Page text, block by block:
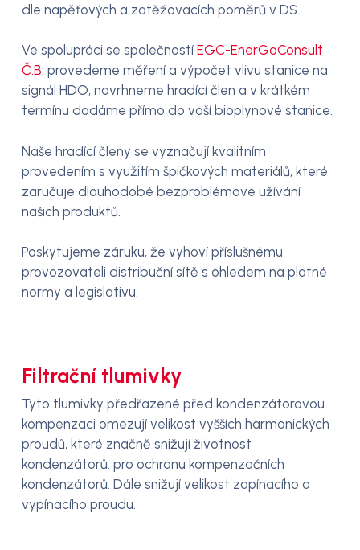
dle napěťových a zatěžovacích poměrů v DS.
Ve spolupráci se společností EGC-EnerGoConsult
Č.B. provedeme měření a výpočet vlivu stanice na
signál HDO, navrhneme hradící člen a v krátkém
termínu dodáme přímo do vaší bioplynové stanice.
Naše hradící členy se vyznačují kvalitním
provedením s využitím špičkových materiálů, které
zaručuje dlouhodobé bezproblémové užívání
našich produktů.
Poskytujeme záruku, že vyhoví příslušnému
provozovateli distribuční sítě s ohledem na platné
normy a legislativu.
Filtrační tlumivky
Tyto tlumivky předřazené před kondenzátorovou
kompenzaci omezují velikost vyšších harmonických
proudů, které značně snižují životnost
kondenzátorů. pro ochranu kompenzačních
kondenzátorů. Dále snižují velikost zapínacího a
vypínacího proudu.